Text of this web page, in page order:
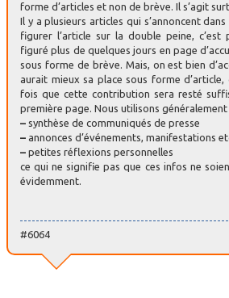
Médias
Dossiers
Brèves
forme d’articles et non de brève. Il s’agit
Il y a plusieurs articles qui s’annoncent
figurer l’article sur la double peine, c’est
figuré plus de quelques jours en page
sous forme de brève. Mais, on est bien
aurait mieux sa place sous forme
fois que cette contribution sera resté
première page. Nous utilisons
– synthèse de communiqués de presse
– annonces d’événements, manifestations
– petites réflexions personnelles
ce qui ne signifie pas que ces infos ne
évidemment.
#6064